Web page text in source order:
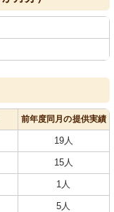
前年度同月の提供実績
19人
15人
1人
5人